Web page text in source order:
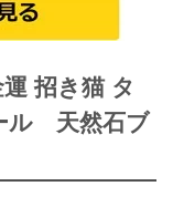
招き猫 タ
ル 天然石ブ